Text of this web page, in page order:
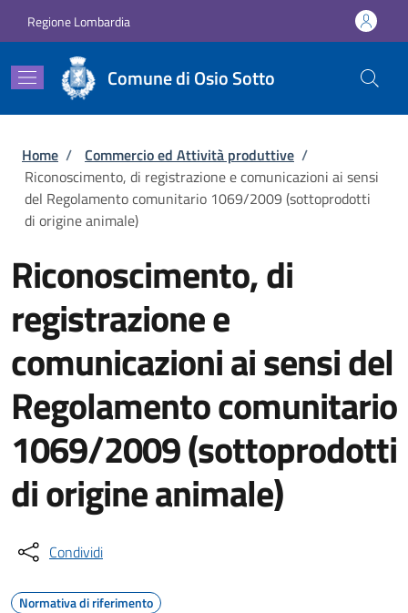
Regione Lombardia
Comune di Osio Sotto
Briciole di pane
Home / Commercio ed Attività produttive /
Riconoscimento, di registrazione e comunicazioni ai sensi
del Regolamento comunitario 1069/2009 (sottoprodotti
di origine animale)
Riconoscimento, di
registrazione e
comunicazioni ai sensi del
Regolamento comunitario
1069/2009 (sottoprodotti
di origine animale)
Condividi
Normativa di riferimento